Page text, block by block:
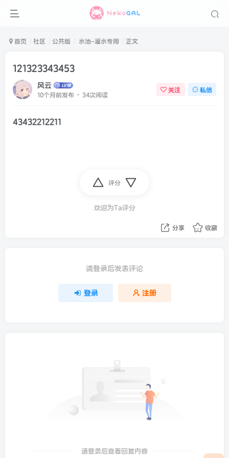
首页 社区 公共版 水池-灌水专用 正文
121323343453
风云
10个月前发布 34次阅读
关注 私信
43432212211
评分
欢迎为Ta评分
分享 收藏
请登录后发表评论
登录 注册
请登录后查看回复内容